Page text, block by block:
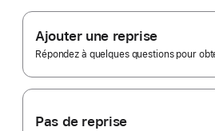
de
de
page
Apple
Trade In.
Ajouter une reprise
Répondez à quelques questions pour
Pas de reprise